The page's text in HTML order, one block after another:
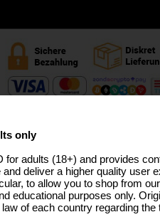
PRO-LINIE MEDIZINISCHES
only
adults (18+) and provides
deliver a higher quality user
to allow you to shop from
educational purposes only.
of each country regarding